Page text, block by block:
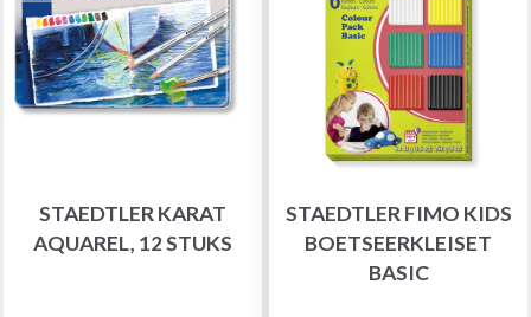
STAEDTLER KARAT
AQUAREL, 12 STUKS
STAEDTLER FIMO KIDS
BOETSEERKLEISET
BASIC